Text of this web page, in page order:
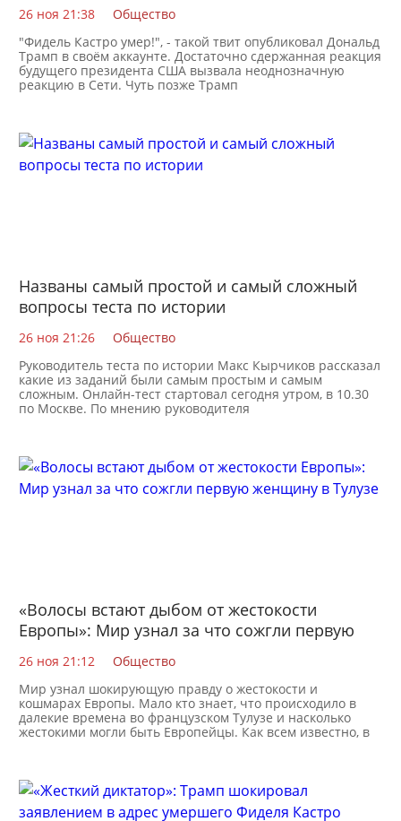
26 ноя 21:38
Общество
"Фидель Кастро умер!", - такой твит опубликовал Дональд
Трамп в своём аккаунте. Достаточно сдержанная реакция
будущего президента США вызвала неоднозначную
реакцию в Сети. Чуть позже Трамп
Названы самый простой и самый сложный
вопросы теста по истории
26 ноя 21:26
Общество
Руководитель теста по истории Макс Кырчиков рассказал
какие из заданий были самым простым и самым
сложным. Онлайн-тест стартовал сегодня утром, в 10.30
по Москве. По мнению руководителя
«Волосы встают дыбом от жестокости
Европы»: Мир узнал за что сожгли первую
женщину в Тулузе
26 ноя 21:12
Общество
Мир узнал шокирующую правду о жестокости и
кошмарах Европы. Мало кто знает, что происходило в
далекие времена во французском Тулузе и насколько
жестокими могли быть Европейцы. Как всем известно, в